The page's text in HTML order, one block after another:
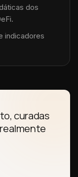
dos
indicadores
curadas